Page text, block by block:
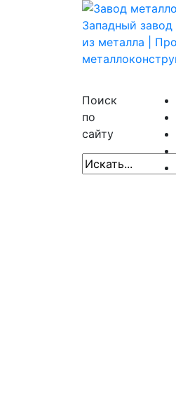
Поиск
по
сайту